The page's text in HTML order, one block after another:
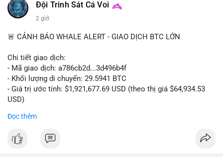
#vlikevn #titanbot
📰 Nguồn: Cointelegraph
Đội Trinh Sát Cá Voi
2 giờ
🚨 CẢNH BÁO WHALE ALERT - GIAO DỊCH BTC LỚN
Chi tiết giao dịch:
- Mã giao dịch: a786cb2d...3d496b4f
- Khối lượng di chuyển: 29.5941 BTC
- Giá trị ước tính: $1,921,677.69 USD (theo thị giá $64,934.53
USD)
USD được thực hiện trong một khối chưa xác nhận cho thấy
Đọc thêm